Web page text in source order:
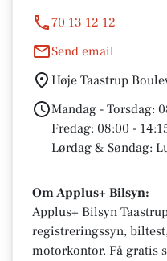
70 13 12 12
Send email
Høje Taastrup
Mandag - Torsdag:
Fredag: 08:00 -
Lørdag & Søndag:
Om Applus+ Bilsyn:
Applus+ Bilsyn
registreringssyn,
motorkontor. Få gratis